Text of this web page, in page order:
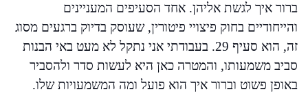
ברור איך לגשת אליהן. אחד הסעיפים המעניינים
והייחודיים בחוק פיצויי פיטורין, שעוסק בדיוק ברגעים מסוג
זה, הוא סעיף 29. בעבודתי אני נתקל לא מעט באי הבנות
סביב משמעותו, והמטרה כאן היא לעשות סדר ולהסביר
באופן פשוט וברור איך הוא פועל ומה המשמעויות שלו.